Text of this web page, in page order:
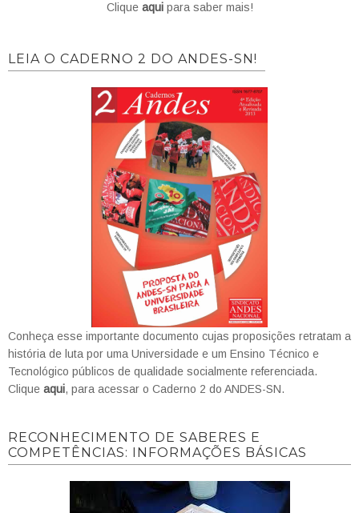
Clique aquipara saber mais!
LEIA O CADERNO 2 DO ANDES-SN!
Conheça esse importante documento cujas proposições retratam a
história de luta por uma Universidade e um Ensino Técnico e
Tecnológico públicos de qualidade socialmente referenciada.
Clique aqui, para acessar o Caderno 2 do ANDES-SN.
RECONHECIMENTO DE SABERES E
COMPETÊNCIAS: INFORMAÇÕES BÁSICAS